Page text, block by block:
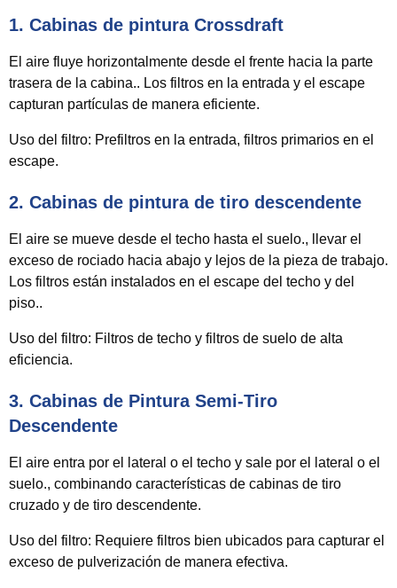
1. Cabinas de pintura Crossdraft
El aire fluye horizontalmente desde el frente hacia la parte
trasera de la cabina.. Los filtros en la entrada y el escape
capturan partículas de manera eficiente.
Uso del filtro: Prefiltros en la entrada, filtros primarios en el
escape.
2. Cabinas de pintura de tiro descendente
El aire se mueve desde el techo hasta el suelo., llevar el
exceso de rociado hacia abajo y lejos de la pieza de trabajo.
Los filtros están instalados en el escape del techo y del
piso..
Uso del filtro: Filtros de techo y filtros de suelo de alta
eficiencia.
3. Cabinas de Pintura Semi-Tiro
Descendente
El aire entra por el lateral o el techo y sale por el lateral o el
suelo., combinando características de cabinas de tiro
cruzado y de tiro descendente.
Uso del filtro: Requiere filtros bien ubicados para capturar el
exceso de pulverización de manera efectiva.